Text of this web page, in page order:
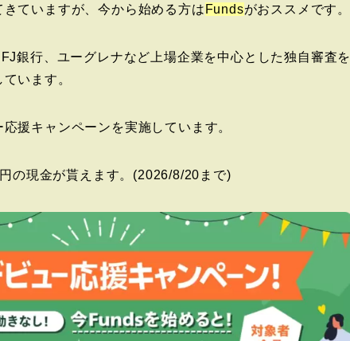
ていますが、今から始める方は Fundsがおススメです。
銀行、ユーグレナなど上場企業を中心とした独自審査を
います。
援キャンペーンを実施しています。
の現金が貰えます。(2026/8/20まで)